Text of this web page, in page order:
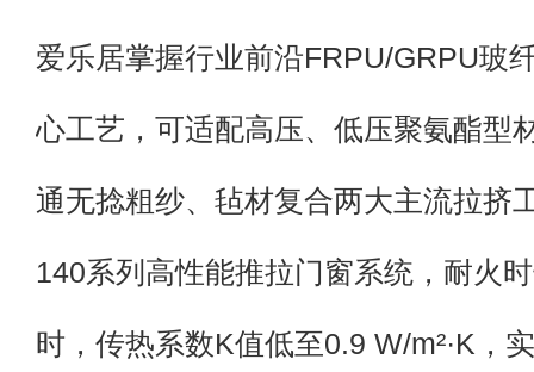
爱乐居掌握行业前沿FRPU/GRPU玻
心工艺，可适配高压、低压聚氨酯型
通无捻粗纱、毡材复合两大主流拉挤
140系列高性能推拉门窗系统，耐火
时，传热系数K值低至0.9 W/m²·K，